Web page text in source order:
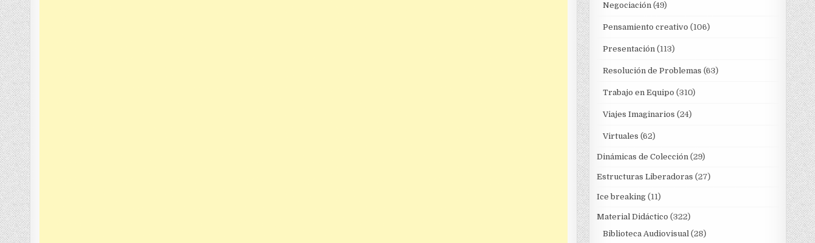
Negociación(49)
Pensamiento creativo (106)
Presentación(113)
Resolución de Problemas (63)
Trabajo en Equipo (310)
Viajes Imaginarios (24)
Virtuales (62)
Dinámicas de Colección(29)
Estructuras Liberadoras (27)
Ice breaking(11)
Material Didáctico (322)
Biblioteca Audiovisual(28)